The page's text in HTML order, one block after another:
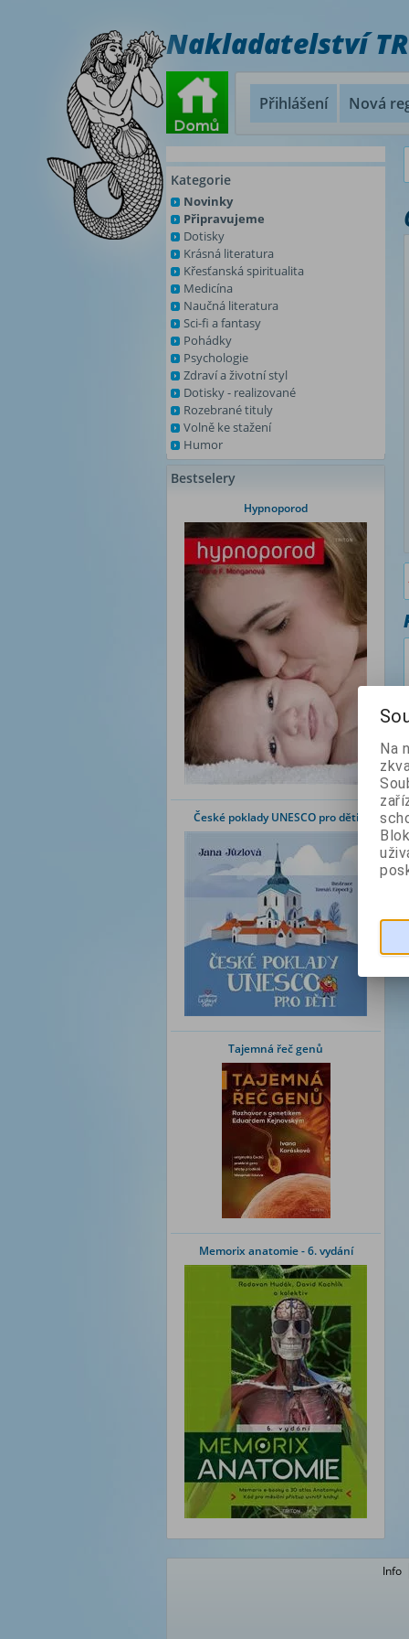
Nakladatelství
Přihlášení Nová
Kategorie
Novinky
Připravujeme
Dotisky
Krásná literatura
Křesťanská spiritualita
Medicína
Naučná literatura
Sci-fi a fantasy
Pohádky
Psychologie
Zdraví a životní styl
Dotisky - realizované
Rozebrané tituly
Volně ke stažení
Humor
Bestselery
Hypnoporod
České poklady UNESCO pro děti
Tajemná řeč genů
Memorix anatomie - 6. vydání
Info
Na